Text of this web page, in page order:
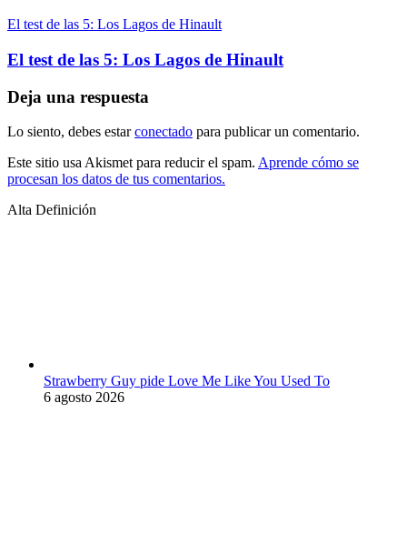
El test de las 5: Los Lagos de Hinault
El test de las 5: Los Lagos de Hinault
Deja una respuesta
Lo siento, debes estarconectado para publicar un comentario.
Este sitio usa Akismet para reducir el spam. Aprende cómo se
procesan los datos de tus comentarios.
Alta Definición
Strawberry Guy pide Love Me Like You Used To
6 agosto 2026